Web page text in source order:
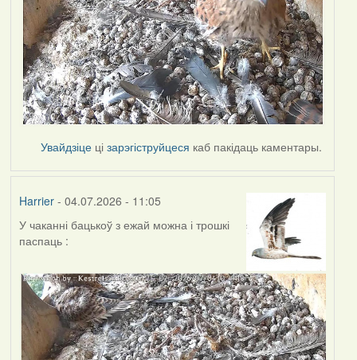
Увайдзіце цізарэгіструйцеся каб пакідаць каментары.
Harrier- 04.07.2026 - 11:05
У чаканні бацькоў з ежай можна і трошкі
паспаць :